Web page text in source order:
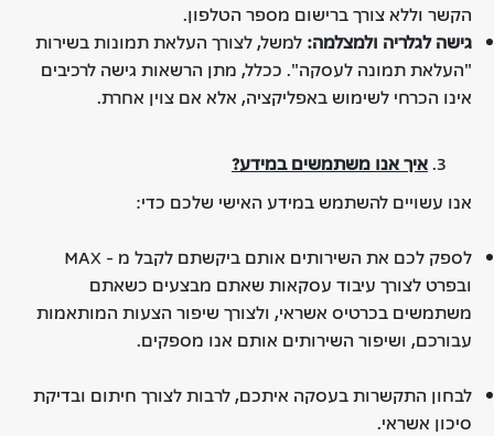
הקשר וללא צורך ברישום מספר הטלפון.
גישה לגלריה ולמצלמה: למשל, לצורך העלאת תמונות בשירות
"העלאת תמונה לעסקה". ככלל, מתן הרשאות גישה לרכיבים
אינו הכרחי לשימוש באפליקציה, אלא אם צוין אחרת.
איך אנו משתמשים במידע?
אנו עשויים להשתמש במידע האישי שלכם כדי:
לספק לכם את השירותים אותם ביקשתם לקבל מ - MAX
ובפרט לצורך עיבוד עסקאות שאתם מבצעים כשאתם
משתמשים בכרטיס אשראי, ולצורך שיפור הצעות המותאמות
עבורכם, ושיפור השירותים אותם אנו מספקים.
לבחון התקשרות בעסקה איתכם, לרבות לצורך חיתום ובדיקת
סיכון אשראי.